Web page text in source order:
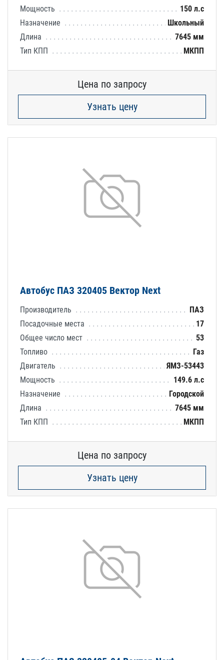
Мощность
150 л.с
Назначение
Школьный
Длина
7645 мм
Тип КПП
МКПП
Цена по запросу
Узнать цену
Автобус ПАЗ 320405 Вектор Next
Производитель
ПАЗ
Посадочные места
17
Общее число мест
53
Топливо
Газ
Двигатель
ЯМЗ-53443
Мощность
149.6 л.с
Назначение
Городской
Длина
7645 мм
Тип КПП
МКПП
Цена по запросу
Узнать цену